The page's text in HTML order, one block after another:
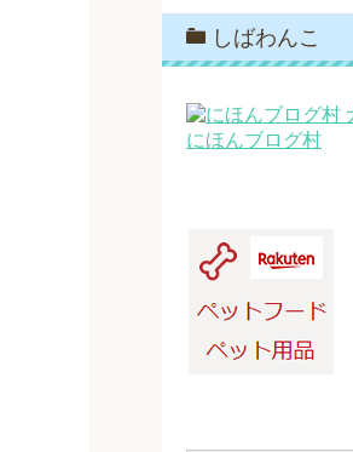
しばわんこ
にほんブログ村